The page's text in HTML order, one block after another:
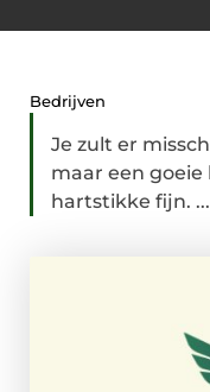
Bedrijven
Je zult er
maar een
hartstikke fijn. ...